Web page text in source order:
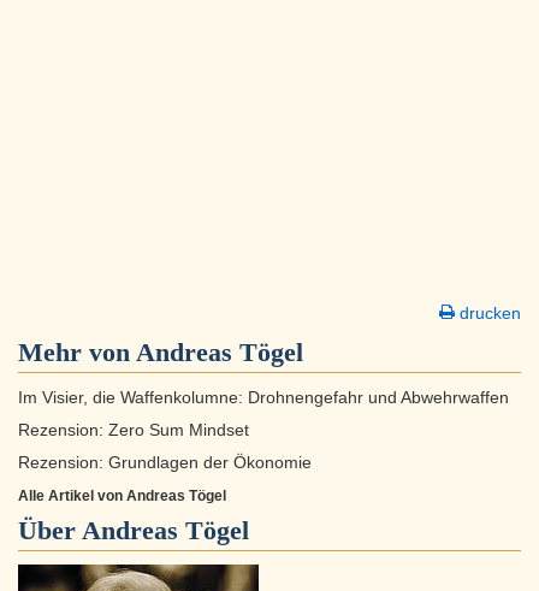
drucken
Mehr von Andreas Tögel
Im Visier, die Waffenkolumne: Drohnengefahr und Abwehrwaffen
Rezension: Zero Sum Mindset
Rezension: Grundlagen der Ökonomie
Alle Artikel von Andreas Tögel
Über Andreas Tögel